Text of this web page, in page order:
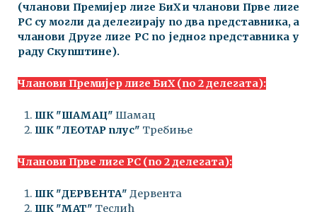
(чланови Премијер лиге БиХ и чланови Прве лиге
РС су могли да делегирају по два представника, а
чланови Друге лиге РС по једног представника у
раду Скупштине).
Чланови Премијер лиге БиХ (по 2 делегата):
ШК "ШАМАЦ" Шамац
ШК "ЛЕОТАР плус" Требиње
Чланови Прве лиге РС (по 2 делегата):
ШК "ДЕРВЕНТА" Дервента
ШК "МАТ" Теслић